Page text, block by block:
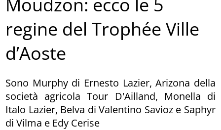
Moudzon: ecco le 5
regine del Trophée Ville
d’Aoste
Sono Murphy di Ernesto Lazier, Arizona della
società agricola Tour D'Ailland, Monella di
Italo Lazier, Belva di Valentino Savioz e Saphyr
di Vilma e Edy Cerise